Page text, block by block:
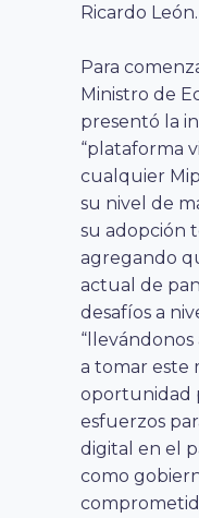
Ricardo León.
Para
Ministro de
presentó la
“plataforma
cualquier
su nivel de
su adopción
agregando
actual de
desafíos a
a tomar este
oportunidad
esfuerzos
digital en el
como